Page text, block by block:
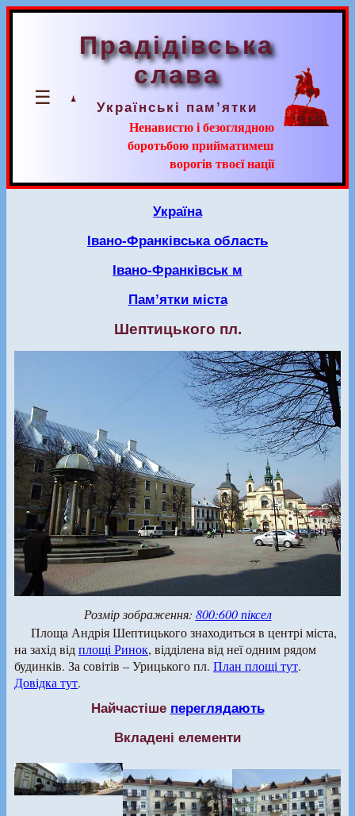
☰
Прадідівська
слава
Українські пам’ятки
Ненавистю і безоглядною
боротьбою прийматимеш
ворогів твоєї нації
Україна
Івано-Франківська область
Івано-Франківськ м
Пам’ятки міста
Шептицького пл.
Розмір зображення: 800:600 піксел
Площа Андрія Шептицького знаходиться в центрі міста,
на захід відплощі Ринок, відділена від неї одним рядом
будинків. За совітів – Урицького пл. План площі тут.
Довідка тут.
Найчастіше переглядають
Вкладені елементи